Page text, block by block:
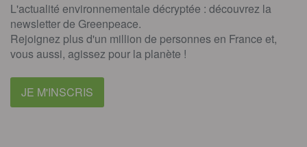
L'actualité environnementale décryptée : découvrez la
newsletter de Greenpeace.
Rejoignez plus d'un million de personnes en France et,
vous aussi, agissez pour la planète !
JE M'INSCRIS